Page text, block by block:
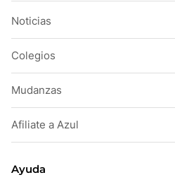
Noticias
Colegios
Mudanzas
Afiliate a Azul
Ayuda